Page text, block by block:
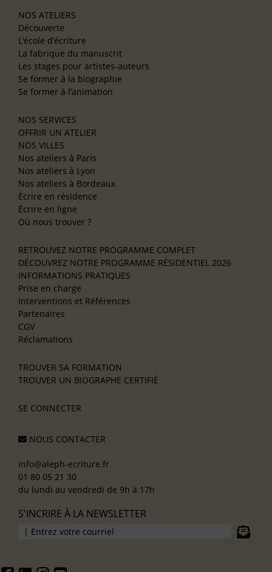
NOS ATELIERS
Découverte
L’école d’écriture
La fabrique du manuscrit
Les stages pour artistes-auteurs
Se former à la biographie
Se former à l’animation
NOS SERVICES
OFFRIR UN ATELIER
NOS VILLES
Nos ateliers à Paris
Nos ateliers à Lyon
Nos ateliers à Bordeaux
Écrire en résidence
Écrire en ligne
Où nous trouver ?
RETROUVEZ NOTRE PROGRAMME COMPLET
DÉCOUVREZ NOTRE PROGRAMME RÉSIDENTIEL 2026
INFORMATIONS PRATIQUES
Prise en charge
Interventions et Références
Partenaires
CGV
Réclamations
TROUVER SA FORMATION
TROUVER UN BIOGRAPHE CERTIFIÉ
SE CONNECTER
NOUS CONTACTER
info@aleph-ecriture.fr
01 80 05 21 30
du lundi au vendredi de 9h à 17h
S'INCRIRE À LA NEWSLETTER